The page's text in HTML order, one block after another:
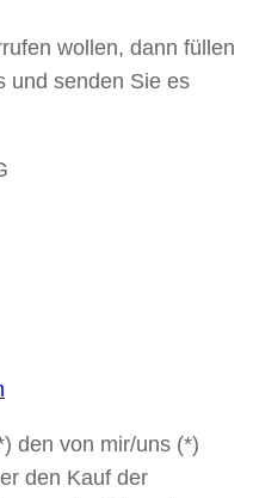
wollen, dann füllen
und senden Sie es
den von mir/uns (*)
den Kauf der